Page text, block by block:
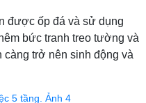
được ốp đá và sử dụng
bức tranh treo tường và
trở nên sinh động và